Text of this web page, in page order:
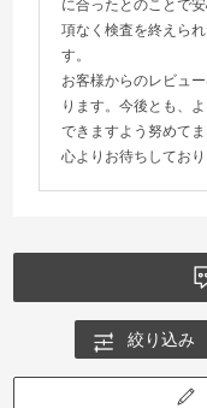
に合ったとのことで
項なく検査を終えら
す。
お客様からのレビュ
ります。今後とも、
できますよう努めて
心よりお待ちしており
絞り込み